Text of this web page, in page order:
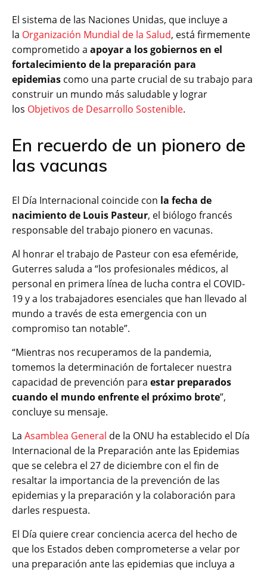
El sistema de las Naciones Unidas, que incluye a
la Organización Mundial de la Salud, está firmemente
comprometido a apoyar a los gobiernos en el
fortalecimiento de la preparación para
epidemias como una parte crucial de su trabajo para
construir un mundo más saludable y lograr
los Objetivos de Desarrollo Sostenible.
En recuerdo de un pionero de
las vacunas
El Día Internacional coincide con la fecha de
nacimiento de Louis Pasteur, el biólogo francés
responsable del trabajo pionero en vacunas.
Al honrar el trabajo de Pasteur con esa efeméride,
Guterres saluda a “los profesionales médicos, al
personal en primera línea de lucha contra el COVID-
19 y a los trabajadores esenciales que han llevado al
mundo a través de esta emergencia con un
compromiso tan notable”.
“Mientras nos recuperamos de la pandemia,
tomemos la determinación de fortalecer nuestra
capacidad de prevención para estar preparados
cuando el mundo enfrente el próximo brote”,
concluye su mensaje.
La Asamblea General de la ONU ha establecido el Día
Internacional de la Preparación ante las Epidemias
que se celebra el 27 de diciembre con el fin de
resaltar la importancia de la prevención de las
epidemias y la preparación y la colaboración para
darles respuesta.
El Día quiere crear conciencia acerca del hecho de
que los Estados deben comprometerse a velar por
una preparación ante las epidemias que incluya a